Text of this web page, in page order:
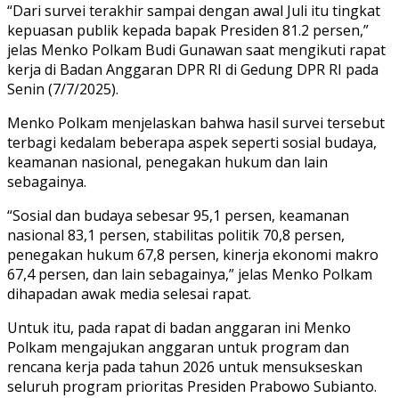
“Dari survei terakhir sampai dengan awal Juli itu tingkat
kepuasan publik kepada bapak Presiden 81.2 persen,”
jelas Menko Polkam Budi Gunawan saat mengikuti rapat
kerja di Badan Anggaran DPR RI di Gedung DPR RI pada
Senin (7/7/2025).
Menko Polkam menjelaskan bahwa hasil survei tersebut
terbagi kedalam beberapa aspek seperti sosial budaya,
keamanan nasional, penegakan hukum dan lain
sebagainya.
“Sosial dan budaya sebesar 95,1 persen, keamanan
nasional 83,1 persen, stabilitas politik 70,8 persen,
penegakan hukum 67,8 persen, kinerja ekonomi makro
67,4 persen, dan lain sebagainya,” jelas Menko Polkam
dihapadan awak media selesai rapat.
Untuk itu, pada rapat di badan anggaran ini Menko
Polkam mengajukan anggaran untuk program dan
rencana kerja pada tahun 2026 untuk mensukseskan
seluruh program prioritas Presiden Prabowo Subianto.